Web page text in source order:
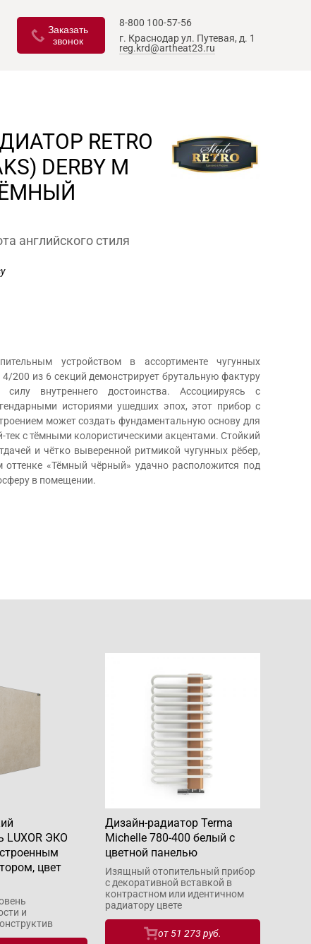
Заказать
звонок
8-800 100-57-56
г. Краснодарул. Путевая, д. 1
reg.krd@artheat23.ru
RETRO
DERBY М
английского стиля
устройством в ассортименте чугунных
200 из 6 секций демонстрирует брутальную фактуру
внутреннего достоинства. Ассоциируясь с
историями ушедших эпох, этот прибор с
может создать фундаментальную основу для
тек с тёмными колористическими акцентами. Стойкий
и чётко выверенной ритмикой чугунных рёбер,
«Тёмный чёрный» удачно расположится под
в помещении.
LUXOR ЭКО
цвет
и
Дизайн-радиатор Terma
Michelle 780-400 белый с
цветной панелью
Изящный отопительный прибор
с декоративной вставкой в
контрастном или идентичном
радиатору цвете
от51 273 руб.